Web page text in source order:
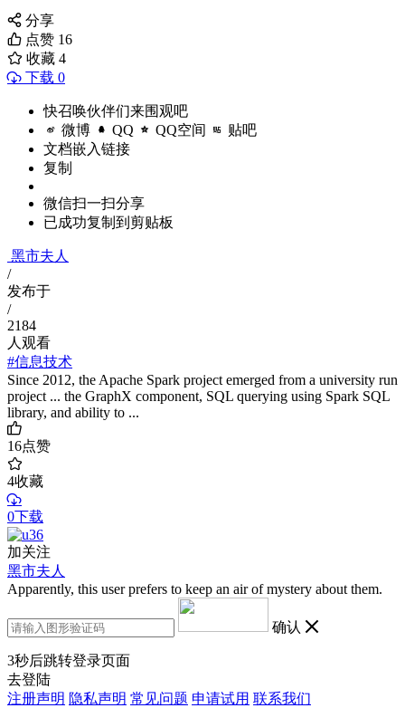
分享
点赞 16
收藏 4
下载 0
快召唤伙伴们来围观吧
微博 QQ QQ空间 贴吧
文档嵌入链接
复制
微信扫一扫分享
已成功复制到剪贴板
黑市夫人
/
发布于
/
2184
人观看
#信息技术
Since 2012, the Apache Spark project emerged from a university run
project ... the GraphX component, SQL querying using Spark SQL
library, and ability to ...
16点赞
4收藏
0下载
加关注
黑市夫人
Apparently, this user prefers to keep an air of mystery about them.
确认
3秒后跳转登录页面
去登陆
注册声明 隐私声明 常见问题 申请试用 联系我们